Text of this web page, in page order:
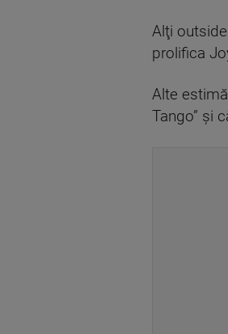
Alţi
prolifica
Alte
Tango” şi